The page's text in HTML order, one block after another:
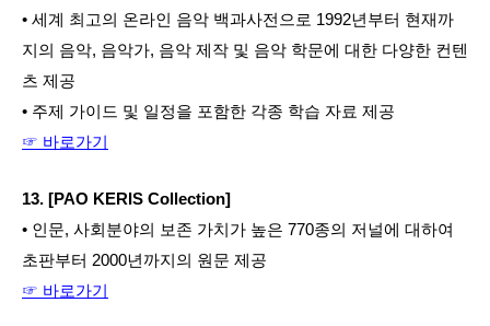
• 세계 최고의 온라인 음악 백과사전으로 1992년부터 현재까
지의 음악, 음악가, 음악 제작 및 음악 학문에 대한 다양한 컨텐
츠 제공
• 주제 가이드 및 일정을 포함한 각종 학습 자료 제공
☞ 바로가기
13. [PAO KERIS Collection]
• 인문, 사회분야의 보존 가치가 높은 770종의 저널에 대하여
초판부터 2000년까지의 원문 제공
☞ 바로가기